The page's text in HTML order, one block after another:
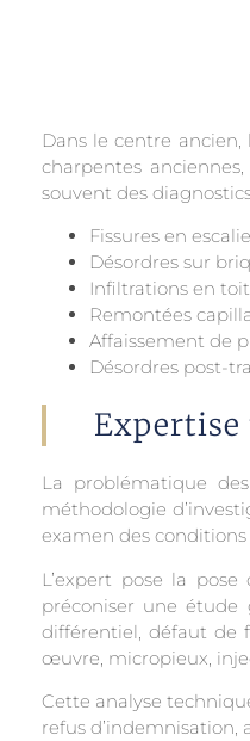
Dans le centre
charpentes
souvent des
Fissures en
Désordres sur
Infiltrations en
Remontées
Affaissement de
Désordres post-
Expertise
La problématique
méthodologie
examen des
L’expert pose la
préconiser une étude
différentiel, défaut de
œuvre, micropieux,
Cette analyse
refus d’indemnisation,